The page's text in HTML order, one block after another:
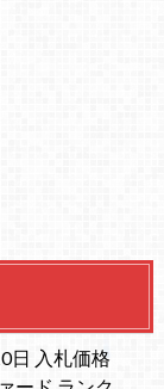
日 入札価格